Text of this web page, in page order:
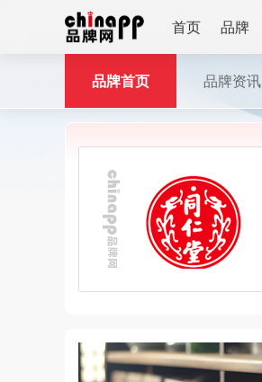
首页 品牌
品牌首页 品牌资讯